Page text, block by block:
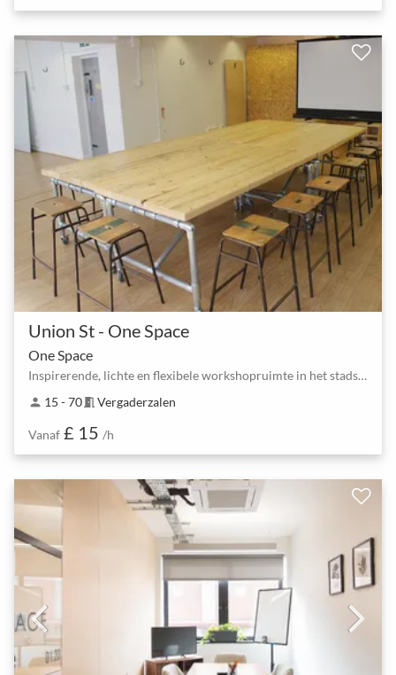
Union St - One Space
One Space
Inspirerende, lichte en flexibele workshopruimte in het stadscentrum
person 15 - 70meeting_room Vergaderzalen
Vanaf £ 15 /h